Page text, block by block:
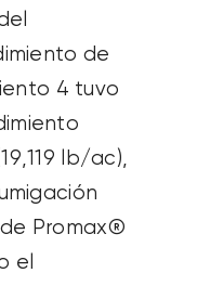
de
4 tuvo
19,119 lb/ac),
Promax®
el